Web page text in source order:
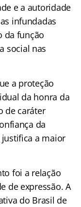
e a autoridade
infundadas
da função
social nas
a proteção
da honra da
de caráter
da
justifica a maior
foi a relação
de expressão. A
do Brasil de